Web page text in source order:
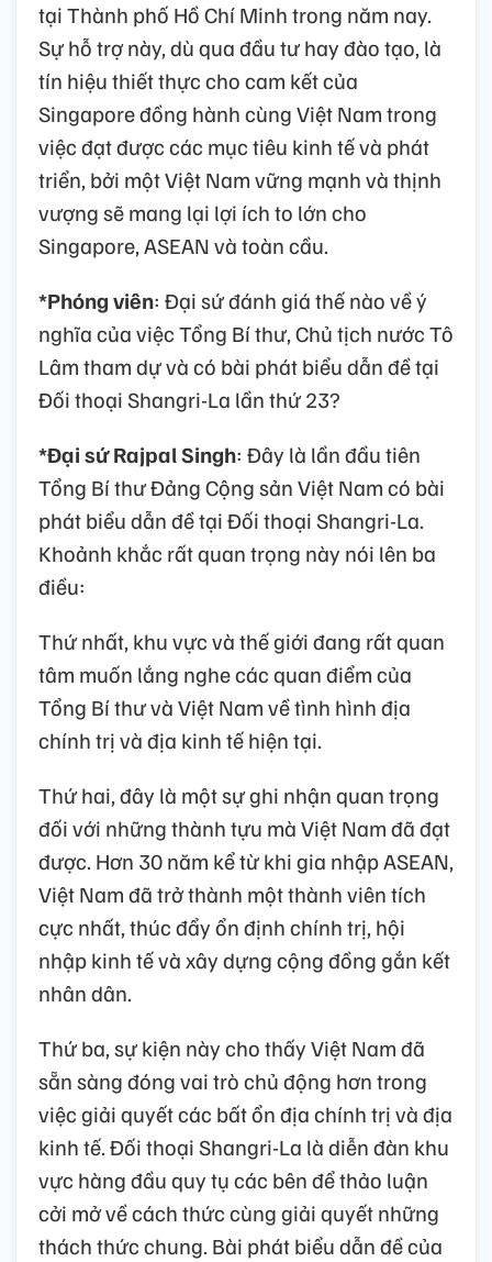
tại Thành phố Hồ Chí Minh trong năm nay.
Sự hỗ trợ này, dù qua đầu tư hay đào tạo, là
tín hiệu thiết thực cho cam kết của
Singapore đồng hành cùng Việt Nam trong
việc đạt được các mục tiêu kinh tế và phát
triển, bởi một Việt Nam vững mạnh và thịnh
vượng sẽ mang lại lợi ích to lớn cho
Singapore, ASEAN và toàn cầu.
*Phóng viên: Đại sứ đánh giá thế nào về ý
nghĩa của việc Tổng Bí thư, Chủ tịch nước Tô
Lâm tham dự và có bài phát biểu dẫn đề tại
Đối thoại Shangri-La lần thứ 23?
*Đại sứ Rajpal Singh: Đây là lần đầu tiên
Tổng Bí thư Đảng Cộng sản Việt Nam có bài
phát biểu dẫn đề tại Đối thoại Shangri-La.
Khoảnh khắc rất quan trọng này nói lên ba
điều:
Thứ nhất, khu vực và thế giới đang rất quan
tâm muốn lắng nghe các quan điểm của
Tổng Bí thư và Việt Nam về tình hình địa
chính trị và địa kinh tế hiện tại.
Thứ hai, đây là một sự ghi nhận quan trọng
đối với những thành tựu mà Việt Nam đã đạt
được. Hơn 30 năm kể từ khi gia nhập ASEAN,
Việt Nam đã trở thành một thành viên tích
cực nhất, thúc đẩy ổn định chính trị, hội
nhập kinh tế và xây dựng cộng đồng gắn kết
nhân dân.
Thứ ba, sự kiện này cho thấy Việt Nam đã
sẵn sàng đóng vai trò chủ động hơn trong
việc giải quyết các bất ổn địa chính trị và địa
kinh tế. Đối thoại Shangri-La là diễn đàn khu
vực hàng đầu quy tụ các bên để thảo luận
cởi mở về cách thức cùng giải quyết những
thách thức chung. Bài phát biểu dẫn đề của